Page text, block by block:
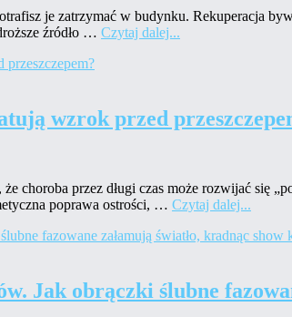
je zatrzymać w budynku. Rekuperacja
źródło … Czytaj dalej...
wzrok przed
choroba przez długi czas może rozwijać się
poprawa ostrości, … Czytaj dalej...
Jak obrączki ślubne